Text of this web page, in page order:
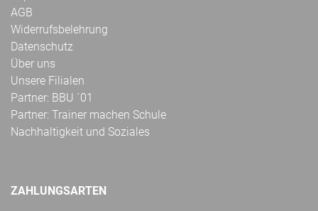
AGB
Widerrufsbelehrung
Datenschutz
Über uns
Unsere Filialen
Partner: BBU ´01
Partner: Trainer machen Schule
Nachhaltigkeit und Soziales
ZAHLUNGSARTEN